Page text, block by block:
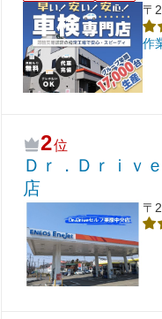
〒
作
2位
Ｄｒ．Ｄｒｉｖ
店
〒